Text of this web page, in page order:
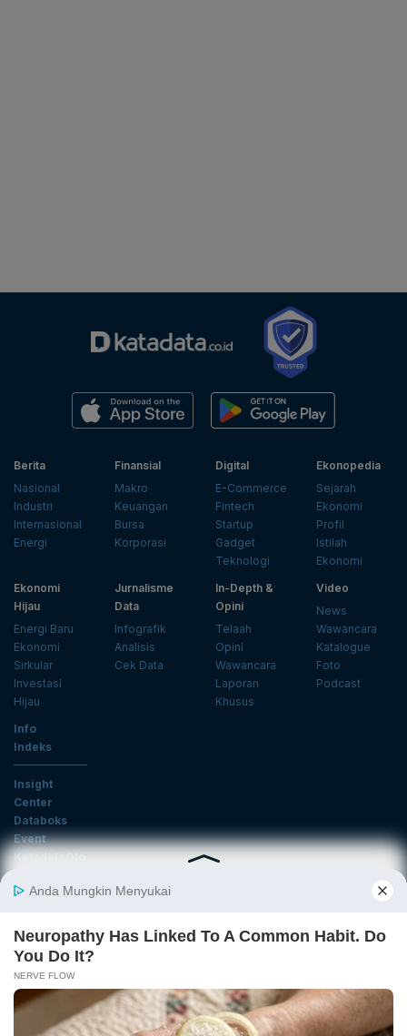
Berita
Nasional
Industri
Internasional
Energi
Finansial
Makro
Keuangan
Bursa
Korporasi
Digital
E-Commerce
Fintech
Startup
Gadget
Teknologi
Ekonopedia
Sejarah
Ekonomi
Profil
Istilah
Ekonomi
Ekonomi
Hijau
Energi Baru
Ekonomi
Sirkular
Investasi
Hijau
Jurnalisme
Data
Infografik
Analisis
Cek Data
In-Depth &
Opini
Telaah
Opini
Wawancara
Laporan
Khusus
Video
News
Wawancara
Katalogue
Foto
Podcast
Info
Indeks
Insight
Center
Databoks
Event
KatadataOto
Email
Daftar